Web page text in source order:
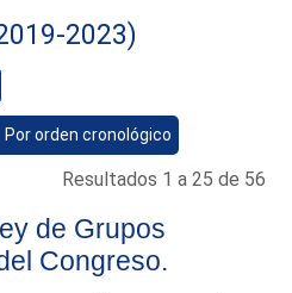
2023)
Por orden cronológico
Resultados 1 a 25 de 56
de Grupos
Congreso.